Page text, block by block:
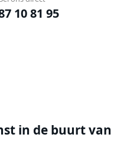
10 81 95
in de buurt van